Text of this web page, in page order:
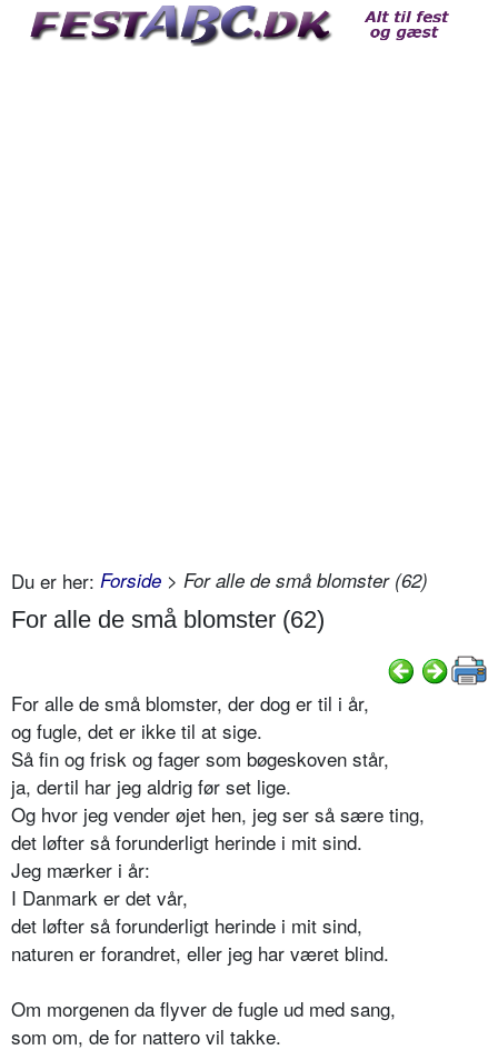
Du er her: Forside > For alle de små blomster (62)
For alle de små blomster (62)
For alle de små blomster, der dog er til i år,
og fugle, det er ikke til at sige.
Så fin og frisk og fager som bøgeskoven står,
ja, dertil har jeg aldrig før set lige.
Og hvor jeg vender øjet hen, jeg ser så sære ting,
det løfter så forunderligt herinde i mit sind.
Jeg mærker i år:
I Danmark er det vår,
det løfter så forunderligt herinde i mit sind,
naturen er forandret, eller jeg har været blind.
Om morgenen da flyver de fugle ud med sang,
som om, de for nattero vil takke.